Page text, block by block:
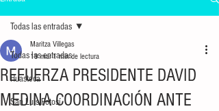
Todas las entradas
Huasteca
San Luis Potosí
Todas las entradas
REFUERZA PRESIDENTE DAVID
MEDINA COORDINACIÓN ANTE
Maritza Villegas
19 mar1 min de lectura